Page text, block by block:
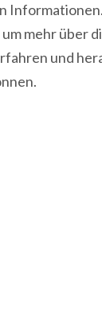
mehr über
und